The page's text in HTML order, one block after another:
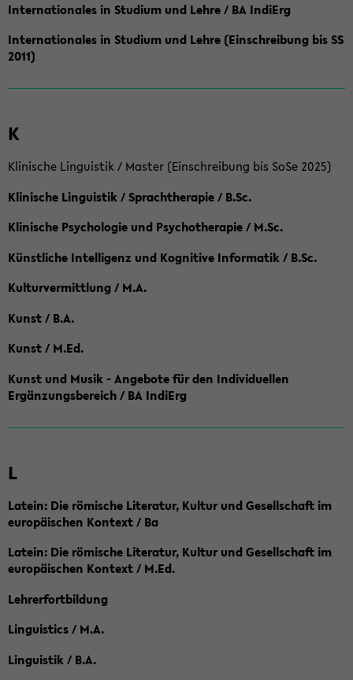
Internationales in Studium und Lehre / BA IndiErg
Internationales in Studium und Lehre (Einschreibung bis SS
2011)
K
Klinische Linguistik / Master (Einschreibung bis SoSe 2025)
Klinische Linguistik / Sprachtherapie / B.Sc.
Klinische Psychologie und Psychotherapie / M.Sc.
Künstliche Intelligenz und Kognitive Informatik / B.Sc.
Kulturvermittlung / M.A.
Kunst / B.A.
Kunst / M.Ed.
Kunst und Musik - Angebote für den Individuellen
Ergänzungsbereich / BA IndiErg
L
Latein: Die römische Literatur, Kultur und Gesellschaft im
europäischen Kontext / Ba
Latein: Die römische Literatur, Kultur und Gesellschaft im
europäischen Kontext / M.Ed.
Lehrerfortbildung
Linguistics / M.A.
Linguistik / B.A.